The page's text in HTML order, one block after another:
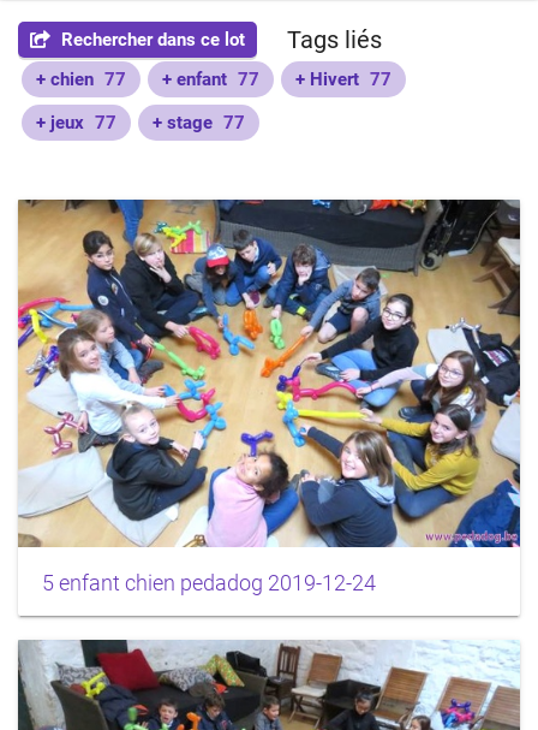
Rechercher dans ce lot Tags liés
+ chien 77 + enfant 77 + Hivert 77
+ jeux 77 + stage 77
5 enfant chien pedadog 2019-12-24